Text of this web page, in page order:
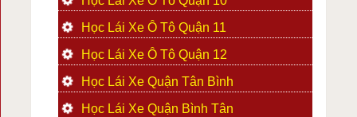
Học Lái Xe Ô Tô Quận 11
Học Lái Xe Ô Tô Quận 12
Học Lái Xe Quận Tân Bình
Học Lái Xe Quận Bình Tân